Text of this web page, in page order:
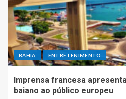
BAHIA ENTRETENIMENTO
Imprensa francesa
baiano ao público europeu